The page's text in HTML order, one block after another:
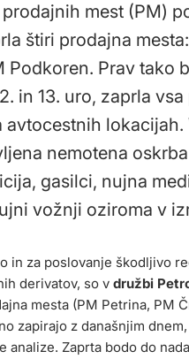
mest (PM)
štiri prodajna
Podkoren. Prav tako
in 13. uro, zaprla
avtocestnih
nemotena
gasilci, nujna
vožnji oziroma v
in za poslovanje škodljivo
derivatov, so v družbi
mesta (PM Petrina, PM
zapirajo z današnjim
analize. Zaprta bodo do